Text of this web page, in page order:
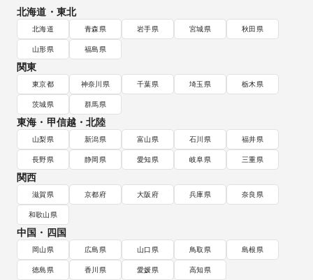
北海道・東北
北海道 青森県 岩手県 宮城県 秋田県
山形県 福島県
関東
東京都 神奈川県 千葉県 埼玉県 栃木県
茨城県 群馬県
東海・甲信越・北陸
山梨県 新潟県 富山県 石川県 福井県
長野県 静岡県 愛知県 岐阜県 三重県
関西
滋賀県 京都府 大阪府 兵庫県 奈良県
和歌山県
中国・四国
岡山県 広島県 山口県 鳥取県 島根県
徳島県 香川県 愛媛県 高知県